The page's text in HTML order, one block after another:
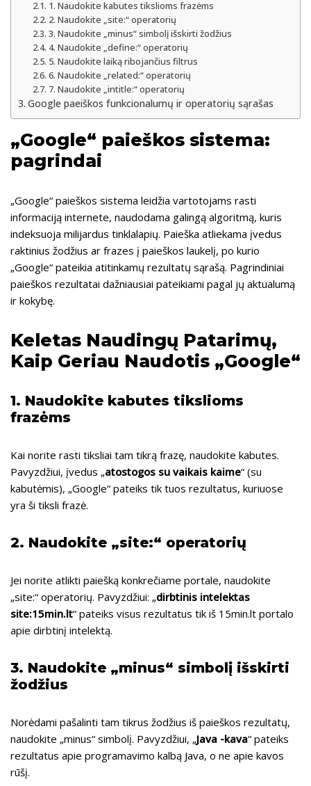
1. Naudokite kabutes tikslioms frazėms
2. Naudokite „site:“ operatorių
3. Naudokite „minus“ simbolį išskirti žodžius
4. Naudokite „define:“ operatorių
5. Naudokite laiką ribojančius filtrus
6. Naudokite „related:“ operatorių
7. Naudokite „intitle:“ operatorių
Google paeiškos funkcionalumų ir operatorių sąrašas
„Google“ paieškos sistema:
pagrindai
„Google“ paieškos sistema leidžia vartotojams rasti
informaciją internete, naudodama galingą algoritmą, kuris
indeksuoja milijardus tinklalapių. Paieška atliekama įvedus
raktinius žodžius ar frazes į paieškos laukelį, po kurio
„Google“ pateikia atitinkamų rezultatų sąrašą. Pagrindiniai
paieškos rezultatai dažniausiai pateikiami pagal jų aktualumą
ir kokybę.
Keletas Naudingų Patarimų,
Kaip Geriau Naudotis „Google“
1. Naudokite kabutes tikslioms
frazėms
Kai norite rasti tiksliai tam tikrą frazę, naudokite kabutes.
Pavyzdžiui, įvedus „atostogos su vaikais kaime“ (su
kabutėmis), „Google“ pateiks tik tuos rezultatus, kuriuose
yra ši tiksli frazė.
2. Naudokite „site:“ operatorių
Jei norite atlikti paiešką konkrečiame portale, naudokite
„site:“ operatorių. Pavyzdžiui: „dirbtinis intelektas
site:15min.lt“ pateiks visus rezultatus tik iš 15min.lt portalo
apie dirbtinį intelektą.
3. Naudokite „minus“ simbolį išskirti
žodžius
Norėdami pašalinti tam tikrus žodžius iš paieškos rezultatų,
naudokite „minus“ simbolį. Pavyzdžiui, „Java -kava“ pateiks
rezultatus apie programavimo kalbą Java, o ne apie kavos
rūšį.